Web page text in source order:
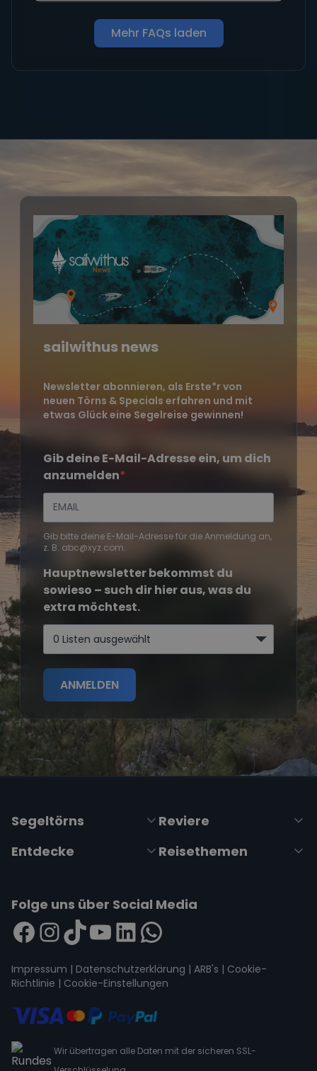
Mehr FAQs laden
sailwithus news
Newsletter abonnieren, als Erste*r von
neuen Törns & Specials erfahren und mit
etwas Glück eine Segelreise gewinnen!
Gib deine E-Mail-Adresse ein, um dich
anzumelden
Gib bitte deine E-Mail-Adresse für die Anmeldung an,
z. B. abc@xyz.com.
Hauptnewsletter bekommst du
sowieso – such dir hier aus, was du
extra möchtest.
0 Listen ausgewählt
ANMELDEN
Segeltörns
Reviere
Entdecke
Reisethemen
Folge uns über Social Media
Impressum | Datenschutzerklärung | ARB's | Cookie-
Richtlinie | Cookie-Einstellungen
Wir übertragen alle Daten mit der sicheren SSL-